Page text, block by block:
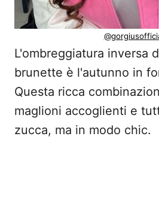
L'ombreggiatura inversa
brunette è l'autunno in
Questa ricca
maglioni accoglienti e
zucca, ma in modo chic.